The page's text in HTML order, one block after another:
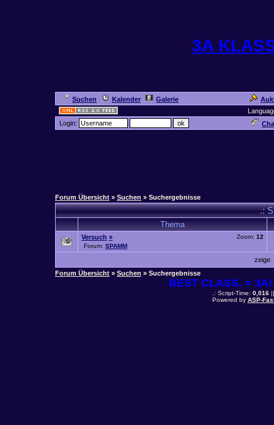
3A
Suchen Kalender Galerie
Login:
Forum Übersicht » Suchen » Suchergebnisse
.:
Thema
Zoom: 12
Versuch »
Forum: SPAMM
zeige
Forum Übersicht » Suchen » Suchergebnisse
BEST CLASS. =
.: Script-Time: 0,016||
Powered by ASP-